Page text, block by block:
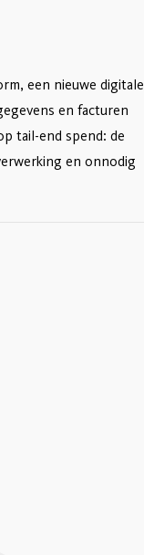
een nieuwe digitale
en facturen
tail-end spend: de
en onnodig